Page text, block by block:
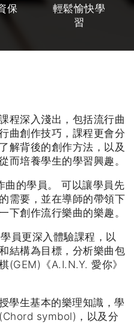
保
輕鬆愉快學
習
程深入淺出，包括流行曲
曲創作技巧，課程更會分
解背後的創作方法，以及
而培養學生的學習興趣。
曲的學員。 可以讓學員先
需要，並在導師的帶領下
下創作流行樂曲的樂趣。
員更深入體驗課程，以
結構為目標，分析樂曲包
(GEM)《A.I.N.Y. 愛你》
學生基本的樂理知識，學
symbol)，以及分